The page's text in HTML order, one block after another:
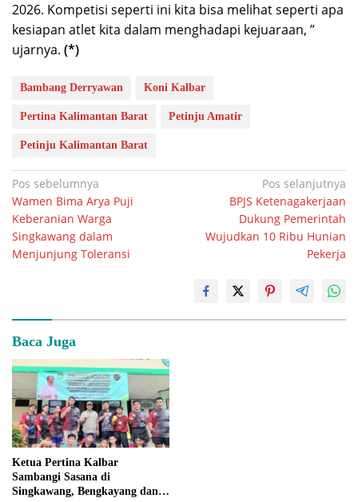
2026. Kompetisi seperti ini kita bisa melihat seperti apa
kesiapan atlet kita dalam menghadapi kejuaraan, ”
ujarnya. (*)
Bambang Derryawan Koni Kalbar
Pertina Kalimantan Barat Petinju Amatir
Petinju Kalimantan Barat
Navigasi
pos
Pos sebelumnya
Wamen Bima Arya Puji
Keberanian Warga
Singkawang dalam
Menjunjung Toleransi
Pos selanjutnya
BPJS Ketenagakerjaan
Dukung Pemerintah
Wujudkan 10 Ribu Hunian
Pekerja
Baca Juga
Ketua Pertina Kalbar
Sambangi Sasana di
Singkawang, Bengkayang dan